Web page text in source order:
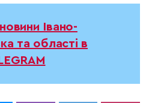
Івано-
та області в